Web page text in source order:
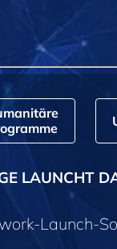
LAUNCHT
Launch-